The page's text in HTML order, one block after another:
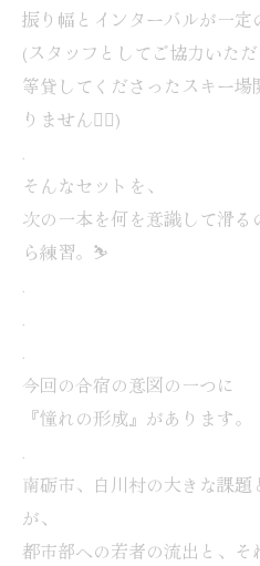
振り幅とインターバルが一定
(スタッフとしてご協力いた
等貸してくださったスキー
りません🙇‍♀️)
そんなセットを、
次の一本を何を意識して滑
ら練習。⛷️
今回の合宿の意図の一つに
『憧れの形成』があります。
南砺市、白川村の大きな課
が、
都市部への若者の流出と、そ